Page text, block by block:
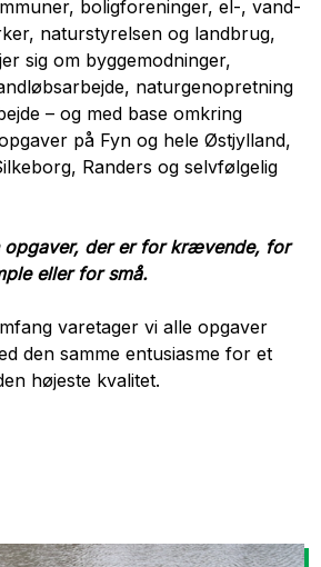
boligforeninger, el-, vand-
naturstyrelsen og landbrug,
sig om byggemodninger,
naturgenopretning
– og med base omkring
på Fyn og hele Østjylland,
Randers og selvfølgelig
opgaver, der er for krævende, for
eller for små.
varetager vi alle opgaver
den samme entusiasme for et
højeste kvalitet.​